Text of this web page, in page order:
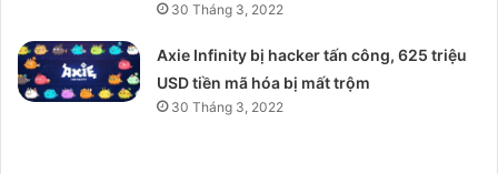
30 Tháng 3, 2022
Axie Infinity bị hacker tấn công, 625 triệu
USD tiền mã hóa bị mất trộm
30 Tháng 3, 2022